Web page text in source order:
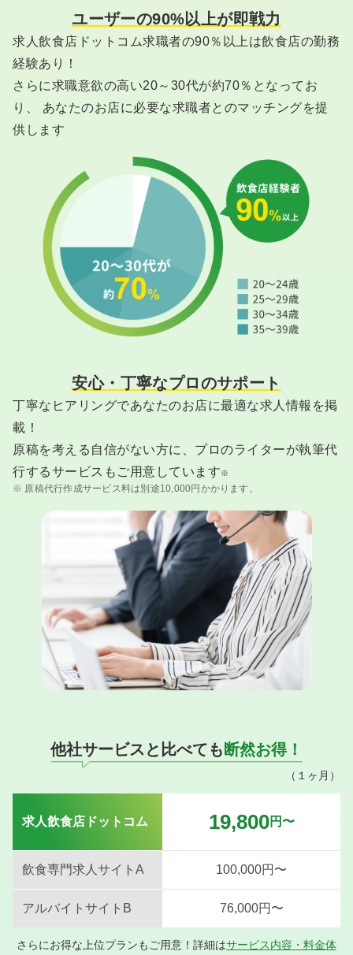
ユーザーの90%以上が即戦力
求人飲食店ドットコム求職者の90％以上は飲食店の勤務
経験あり！
さらに求職意欲の高い20～30代が約70％となってお
り、 あなたのお店に必要な求職者とのマッチングを提
供します
安心・丁寧なプロのサポート
丁寧なヒアリングであなたのお店に最適な求人情報を掲
載！
原稿を考える自信がない方に、プロのライターが執筆代
行するサービスもご用意しています※
※ 原稿代行作成サービス料は別途10,000円かかります。
他社サービスと比べても 断然お得！
（１ヶ月）
求人飲食店ドットコム 19,800円〜
飲食専門求人サイトA 100,000円〜
アルバイトサイトB 76,000円〜
さらにお得な上位プランもご用意！詳細はサービス内容・料金体